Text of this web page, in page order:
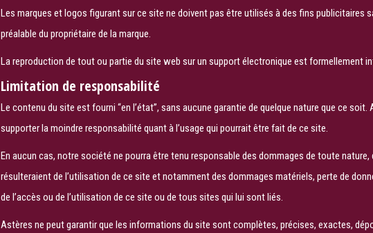
Les marques et logos figurant sur ce site ne doivent pas être utilisés à des fins publicitaires
préalable du propriétaire de la marque.
La reproduction de tout ou partie du site web sur un support électronique est formellement
Limitation de responsabilité
Le contenu du site est fourni “en l’état”, sans aucune garantie de quelque nature que ce
supporter la moindre responsabilité quant à l’usage qui pourrait être fait de ce site.
En aucun cas, notre société ne pourra être tenu responsable des dommages de toute
résulteraient de l’utilisation de ce site et notamment des dommages matériels, perte de
de l’accès ou de l’utilisation de ce site ou de tous sites qui lui sont liés.
Astères ne peut garantir que les informations du site sont complètes, précises, exactes,
Search
Rechercher